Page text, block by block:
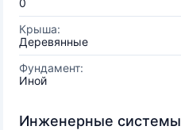
0
Крыша:
Деревянные
Фундамент:
Иной
Инженерные системы